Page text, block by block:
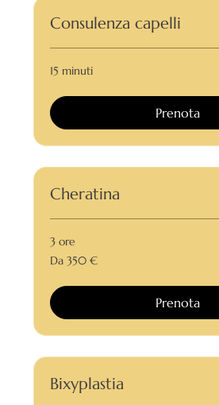
Consulenza capelli
15 minuti
Prenota
Cheratina
3 ore
Da
350
Da 350 €
Prenota
Bixyplastia